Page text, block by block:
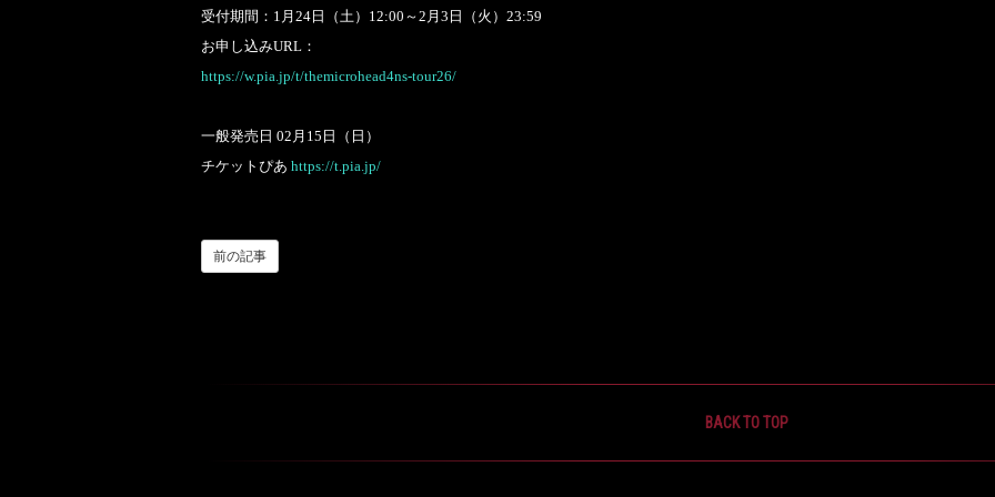
受付期間：1月24日（土）12:00～2月3日（火）23:59
お申し込みURL：
https://w.pia.jp/t/themicrohead4ns-tour26/
一般発売日 02月15日（日）
チケットぴあ https://t.pia.jp/
前の記事
BACK TO TOP